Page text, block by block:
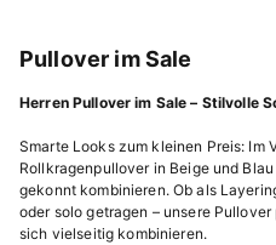
Pullover im Sale
Herren Pullover im Sale – Stilvolle
Smarte Looks zum kleinen Preis: Im
Rollkragenpullover in Beige und
gekonnt kombinieren. Ob als
oder solo getragen – unsere
sich vielseitig kombinieren.